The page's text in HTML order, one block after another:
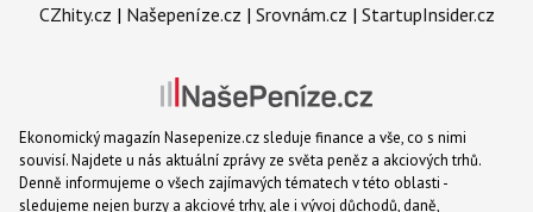
CZhity.cz | Našepeníze.cz | Srovnám.cz | StartupInsider.cz
Ekonomický magazín Nasepenize.cz sleduje finance a vše, co s nimi
souvisí. Najdete u nás aktuální zprávy ze světa peněz a akciových trhů.
Denně informujeme o všech zajímavých tématech v této oblasti -
sledujeme nejen burzy a akciové trhy, ale i vývoj důchodů, daně,